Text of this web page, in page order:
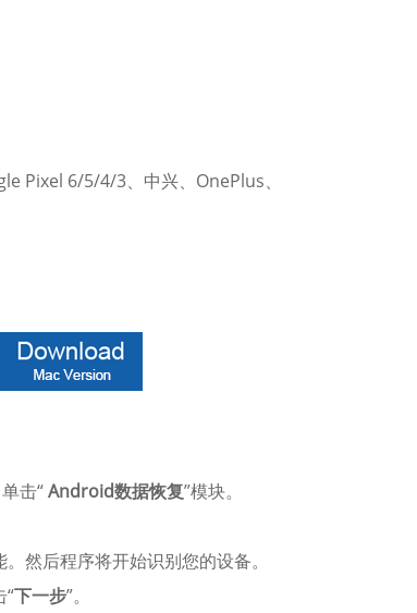
Pixel 6/5/4/3、中兴、OnePlus、
击“Android数据恢复”模块。
然后程序将开始识别您的设备。
“下一步”。